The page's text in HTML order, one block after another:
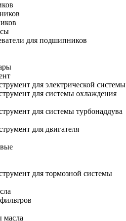
для подшипников
для электрической системы
для системы охлаждения
для системы турбонаддува
для двигателя
для тормозной системы
масла